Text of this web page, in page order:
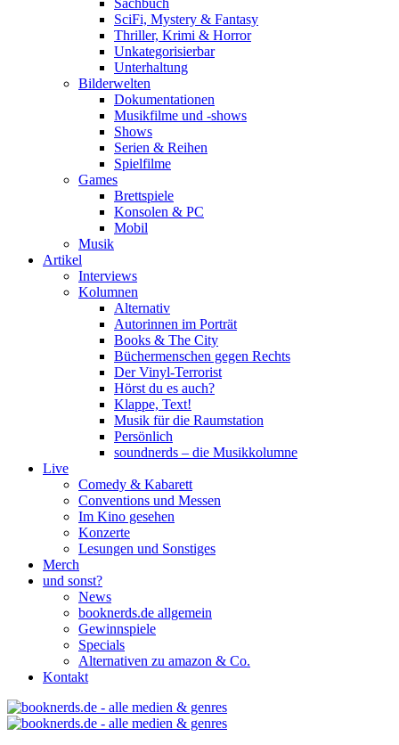
Sachbuch
SciFi, Mystery & Fantasy
Thriller, Krimi & Horror
Unkategorisierbar
Unterhaltung
Bilderwelten
Dokumentationen
Musikfilme und -shows
Shows
Serien & Reihen
Spielfilme
Games
Brettspiele
Konsolen & PC
Mobil
Musik
Artikel
Interviews
Kolumnen
Alternativ
Autorinnen im Porträt
Books & The City
Büchermenschen gegen Rechts
Der Vinyl-Terrorist
Hörst du es auch?
Klappe, Text!
Musik für die Raumstation
Persönlich
soundnerds – die Musikkolumne
Live
Comedy & Kabarett
Conventions und Messen
Im Kino gesehen
Konzerte
Lesungen und Sonstiges
Merch
und sonst?
News
booknerds.de allgemein
Gewinnspiele
Specials
Alternativen zu amazon & Co.
Kontakt